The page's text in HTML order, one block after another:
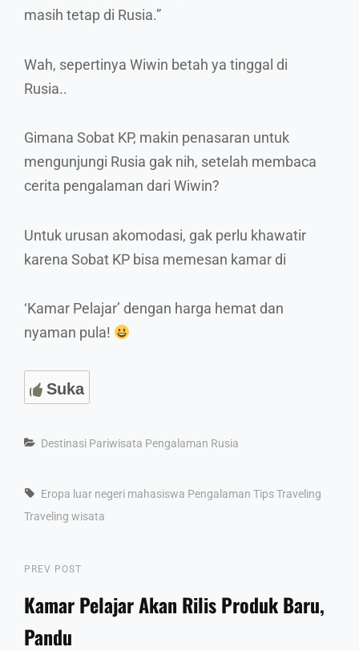
masih tetap di Rusia.”
Wah, sepertinya Wiwin betah ya tinggal di
Rusia..
Gimana Sobat KP, makin penasaran untuk
mengunjungi Rusia gak nih, setelah membaca
cerita pengalaman dari Wiwin?
Untuk urusan akomodasi, gak perlu khawatir
karena Sobat KP bisa memesan kamar di
‘Kamar Pelajar’ dengan harga hemat dan
nyaman pula!
Suka
Categories
Destinasi Pariwisata Pengalaman Rusia
Tags,
Eropa luar negeri mahasiswa Pengalaman Tips Traveling
Traveling wisata
Post
navigation
Previous
Post
PREV POST
Kamar Pelajar Akan Rilis Produk Baru,
Pandu